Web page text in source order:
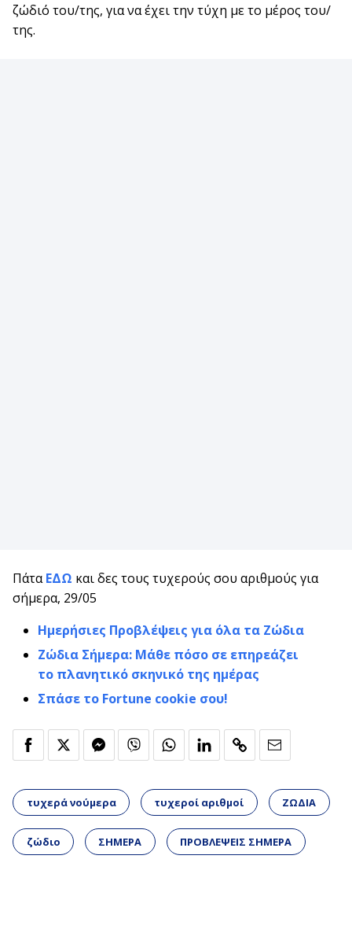
ζώδιό του/της, για να έχει την τύχη με το μέρος του/
της.
ΠάταΕΔΩ και δες τους τυχερούς σου αριθμούς για
σήμερα, 29/05
Ημερήσιες Προβλέψεις για όλα τα Ζώδια
Ζώδια Σήμερα: Μάθε πόσο σε επηρεάζει
το πλανητικό σκηνικό της ημέρας
Σπάσε το Fortune cookie σου!
τυχερά νούμερα τυχεροί αριθμοί ΖΩΔΙΑ
ζώδιο ΣΗΜΕΡΑ ΠΡΟΒΛΕΨΕΙΣ ΣΗΜΕΡΑ